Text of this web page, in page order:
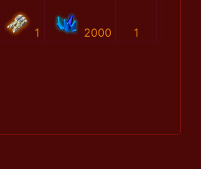
1 2000 1